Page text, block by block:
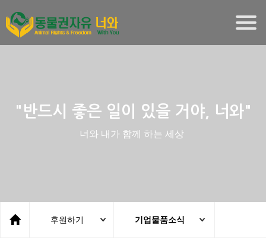
"반드시 좋은 일이 있을 거야, 너와"
너와 내가 함께 하는 세상
후원하기 기업물품소식